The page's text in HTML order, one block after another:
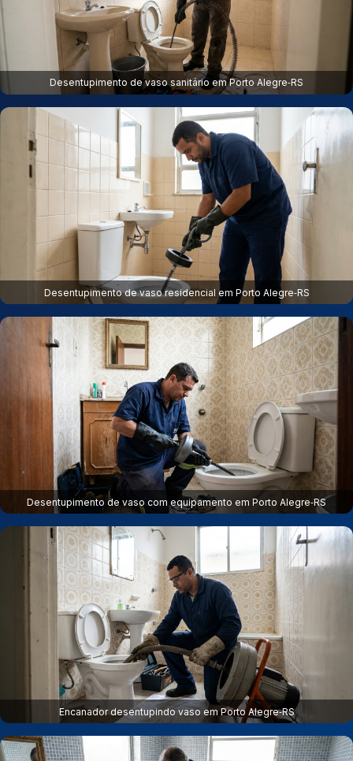
Desentupimento de vaso sanitário em Porto Alegre‑RS
Desentupimento de vaso residencial em Porto Alegre‑RS
Desentupimento de vaso com equipamento em Porto Alegre‑RS
Encanador desentupindo vaso em Porto Alegre‑RS